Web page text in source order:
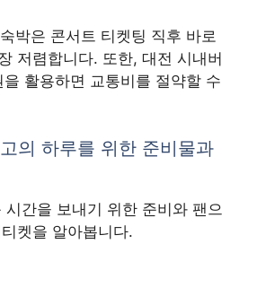
숙박은 콘서트 티켓팅 직후 바로
저렴합니다. 또한, 대전 시내버
활용하면 교통비를 절약할 수
의 하루를 위한 준비물과
시간을 보내기 위한 준비와 팬으
켓을 알아봅니다.